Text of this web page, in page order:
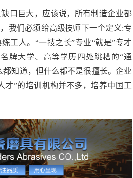
口巨大，应该说，所有制造企业都
我们必须给高级技师下一个定义:专
工人。“一技之长”专业“就是”专才
牌大学、高等学历四处跳槽的“通
都知道，但什么都不是很擅长。企业
才”的培训机构并不多，培养中国工